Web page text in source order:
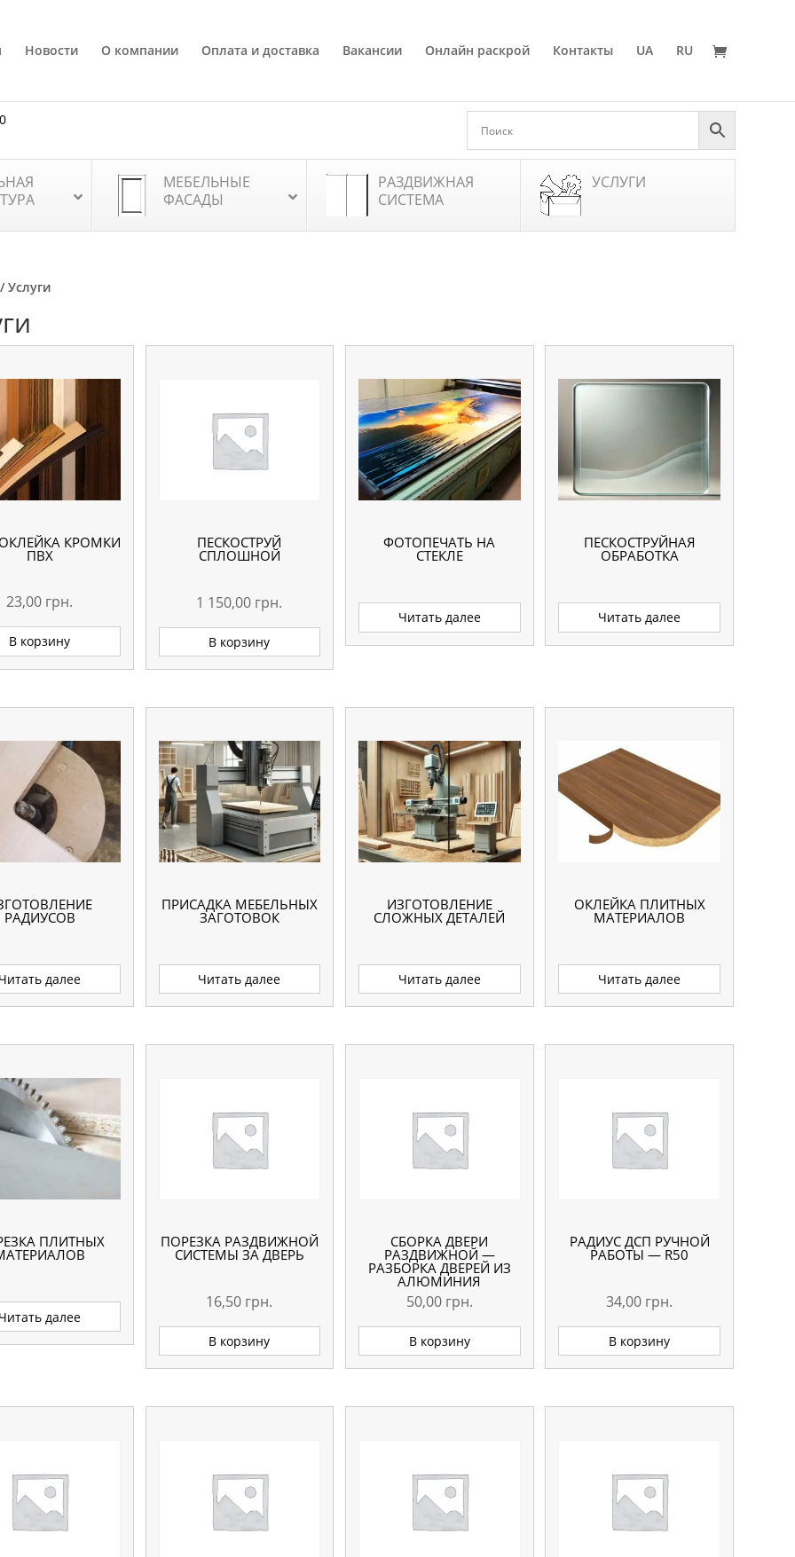
Новости О компании Оплата и доставка Вакансии Онлайн раскрой Контакты UA RU
МЕБЕЛЬНЫЕ
ФАСАДЫ
РАЗДВИЖНАЯ
СИСТЕМА
УСЛУГИ
Услуги
КРОМКИ
ПВХ
23,00 грн.
В корзину
ПЕСКОСТРУЙ
СПЛОШНОЙ
1 150,00 грн.
В корзину
ФОТОПЕЧАТЬ НА
СТЕКЛЕ
Читать далее
ПЕСКОСТРУЙНАЯ
ОБРАБОТКА
Читать далее
РАДИУСОВ
далее
ПРИСАДКА МЕБЕЛЬНЫХ
ЗАГОТОВОК
Читать далее
ИЗГОТОВЛЕНИЕ
СЛОЖНЫХ ДЕТАЛЕЙ
Читать далее
ОКЛЕЙКА ПЛИТНЫХ
МАТЕРИАЛОВ
Читать далее
ПЛИТНЫХ
далее
ПОРЕЗКА РАЗДВИЖНОЙ
СИСТЕМЫ ЗА ДВЕРЬ
16,50 грн.
В корзину
СБОРКА ДВЕРИ
РАЗДВИЖНОЙ —
РАЗБОРКА ДВЕРЕЙ ИЗ
АЛЮМИНИЯ
50,00 грн.
В корзину
РАДИУС ДСП РУЧНОЙ
РАБОТЫ — R50
34,00 грн.
В корзину